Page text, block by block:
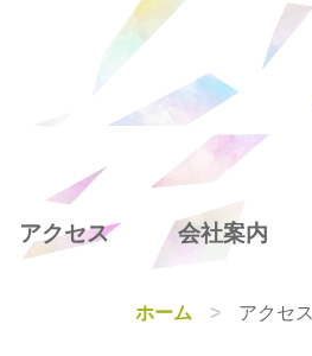
アクセス 会社案内
ホーム アクセス